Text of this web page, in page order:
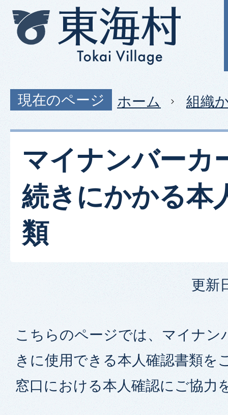
現在のページ ホーム 組織
マイナンバーカ
続きにかかる本
類
更新
こちらのページでは、マイナン
きに使用できる本人確認書類を
窓口における本人確認にご協力